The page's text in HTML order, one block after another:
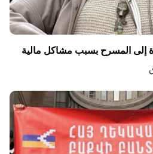
إلى المسرح بسبب مشاكل مالية